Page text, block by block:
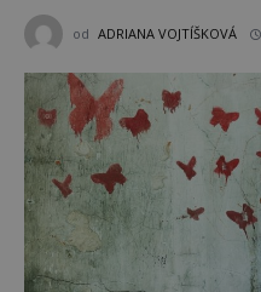
od ADRIANA VOJTÍŠKOVÁ